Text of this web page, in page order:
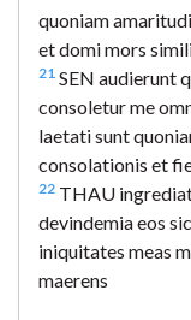
quoniam
et domi mors
21 SEN audierunt
consoletur me
laetati sunt
consolationis et
22 THAU
devindemia eos
iniquitates meas
maerens